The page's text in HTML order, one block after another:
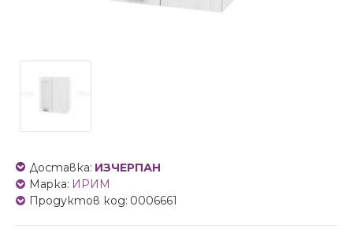
Доставка: ИЗЧЕРПАН
Марка: ИРИМ
Продуктов код: 0006661